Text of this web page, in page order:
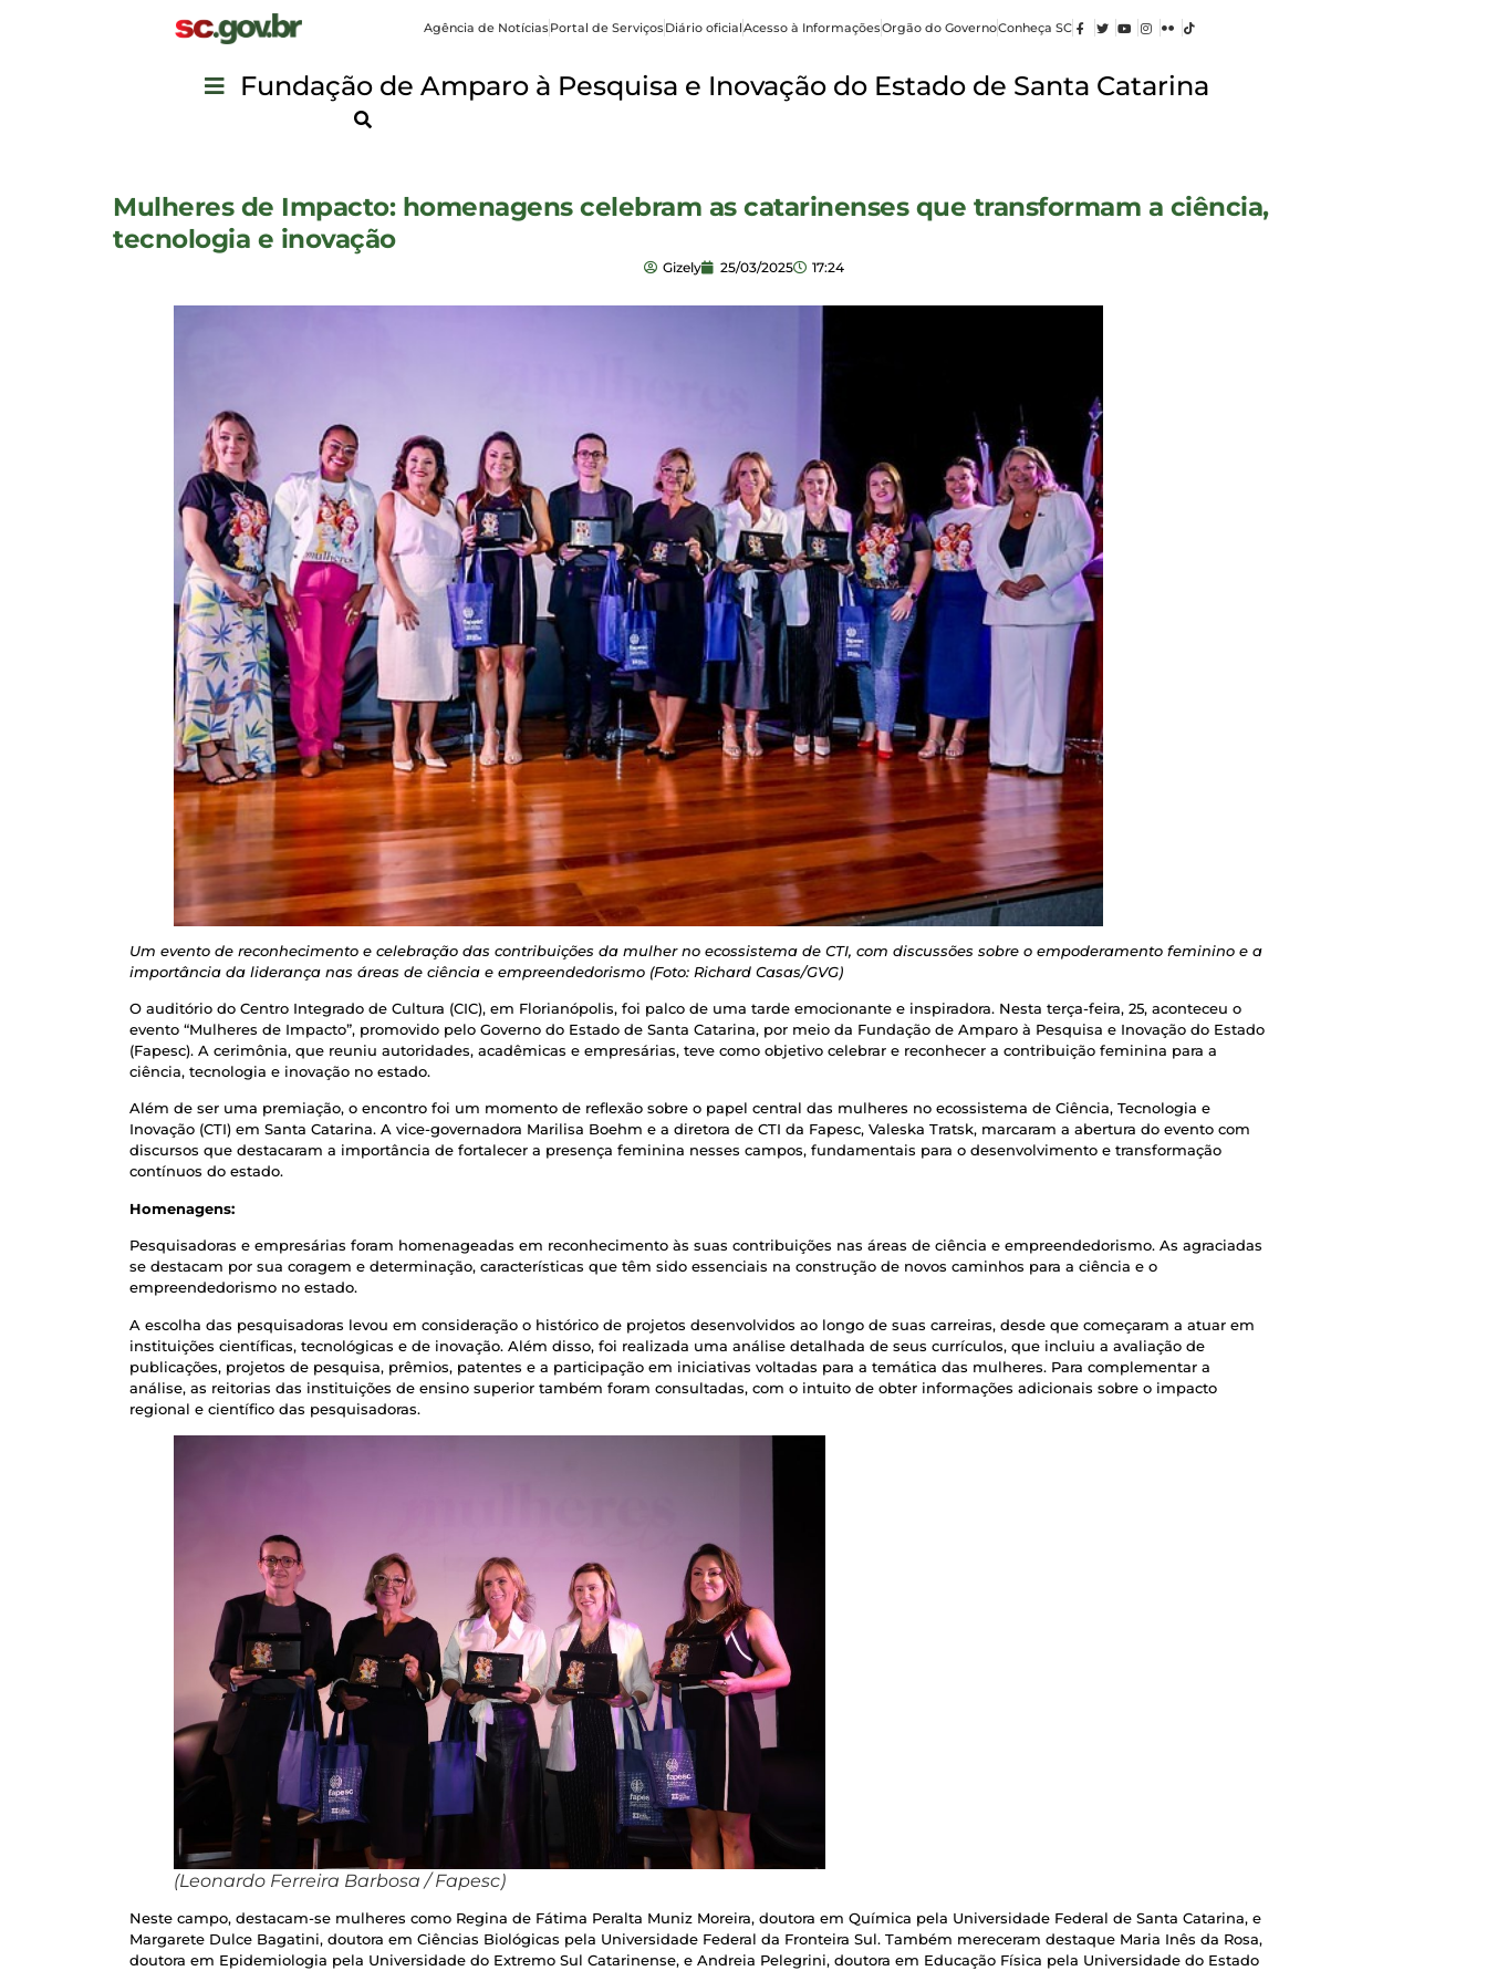
Agência de NotíciasPortal de ServiçosDiário oficialAcesso à InformaçõesOrgão do GovernoConheça SC
Fundação de Amparo à Pesquisa e Inovação do Estado de Santa Catarina
Mulheres de Impacto: homenagens celebram as catarinenses que transformam a ciência,
tecnologia e inovação
Gizely 25/03/2025 17:24
Um evento de reconhecimento e celebração das contribuições da mulher no ecossistema de CTI, com discussões sobre o empoderamento feminino e a
importância da liderança nas áreas de ciência e empreendedorismo (Foto: Richard Casas/GVG)
O auditório do Centro Integrado de Cultura (CIC), em Florianópolis, foi palco de uma tarde emocionante e inspiradora. Nesta terça-feira, 25, aconteceu o
evento “Mulheres de Impacto”, promovido pelo Governo do Estado de Santa Catarina, por meio da Fundação de Amparo à Pesquisa e Inovação do Estado
(Fapesc). A cerimônia, que reuniu autoridades, acadêmicas e empresárias, teve como objetivo celebrar e reconhecer a contribuição feminina para a
ciência, tecnologia e inovação no estado.
Além de ser uma premiação, o encontro foi um momento de reflexão sobre o papel central das mulheres no ecossistema de Ciência, Tecnologia e
Inovação (CTI) em Santa Catarina. A vice-governadora Marilisa Boehm e a diretora de CTI da Fapesc, Valeska Tratsk, marcaram a abertura do evento com
discursos que destacaram a importância de fortalecer a presença feminina nesses campos, fundamentais para o desenvolvimento e transformação
contínuos do estado.
Homenagens:
Pesquisadoras e empresárias foram homenageadas em reconhecimento às suas contribuições nas áreas de ciência e empreendedorismo. As agraciadas
se destacam por sua coragem e determinação, características que têm sido essenciais na construção de novos caminhos para a ciência e o
empreendedorismo no estado.
A escolha das pesquisadoras levou em consideração o histórico de projetos desenvolvidos ao longo de suas carreiras, desde que começaram a atuar em
instituições científicas, tecnológicas e de inovação. Além disso, foi realizada uma análise detalhada de seus currículos, que incluiu a avaliação de
publicações, projetos de pesquisa, prêmios, patentes e a participação em iniciativas voltadas para a temática das mulheres. Para complementar a
análise, as reitorias das instituições de ensino superior também foram consultadas, com o intuito de obter informações adicionais sobre o impacto
regional e científico das pesquisadoras.
(Leonardo Ferreira Barbosa / Fapesc)
Neste campo, destacam-se mulheres como Regina de Fátima Peralta Muniz Moreira, doutora em Química pela Universidade Federal de Santa Catarina, e
Margarete Dulce Bagatini, doutora em Ciências Biológicas pela Universidade Federal da Fronteira Sul. Também mereceram destaque Maria Inês da Rosa,
doutora em Epidemiologia pela Universidade do Extremo Sul Catarinense, e Andreia Pelegrini, doutora em Educação Física pela Universidade do Estado